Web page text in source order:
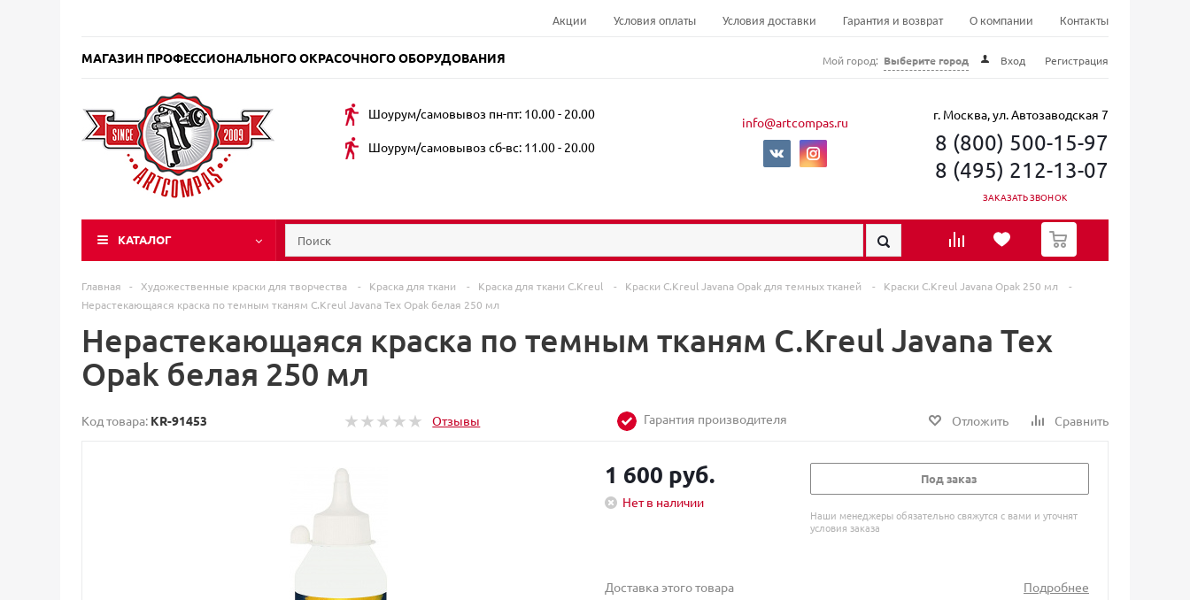
Акции Условия оплаты Условия доставки Гарантия и возврат О компании Контакты
МАГАЗИН ПРОФЕССИОНАЛЬНОГО ОКРАСОЧНОГО ОБОРУДОВАНИЯ Мой город: Выберите город Вход Регистрация
Шоурум/самовывоз пн-пт: 10.00 - 20.00
Шоурум/самовывоз сб-вс: 11.00 - 20.00
info@artcompas.ru г. Москва, ул. Автозаводская 7
8 (800) 500-15-97
8 (495) 212-13-07
ЗАКАЗАТЬ ЗВОНОК
КАТАЛОГ
0
Главная - Художественные краски для творчества - Краска для ткани - Краска для ткани C.Kreul - Краски C.Kreul Javana Opak для темных тканей - Краски C.Kreul Javana Opak 250 мл
-
Нерастекающаяся краска по темным тканям C.Kreul Javana Tex Opak белая 250 мл
Нерастекающаяся краска по темным тканям C.Kreul Javana Tex
Opak белая 250 мл
Код товара: KR-91453 Отзывы Гарантия производителя Отложить Сравнить
1 600 руб.
Нет в наличии
Под заказ
Наши менеджеры обязательно свяжутся с вами и уточнят
условия заказа
Доставка этого товара
Подробнее